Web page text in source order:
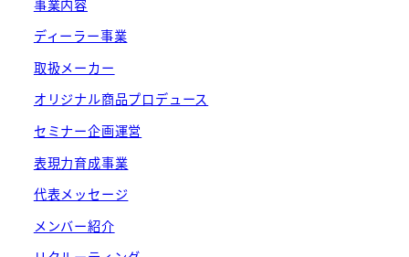
事業内容
ディーラー事業
取扱メーカー
オリジナル商品プロデュース
セミナー企画運営
表現力育成事業
代表メッセージ
メンバー紹介